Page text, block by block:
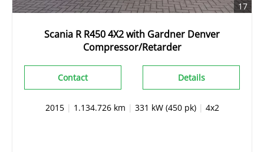
17
Scania R R450 4X2 with Gardner Denver
Compressor/Retarder
Details
Contact
2015| 1.134.726 km | 331 kW (450 pk)| 4x2